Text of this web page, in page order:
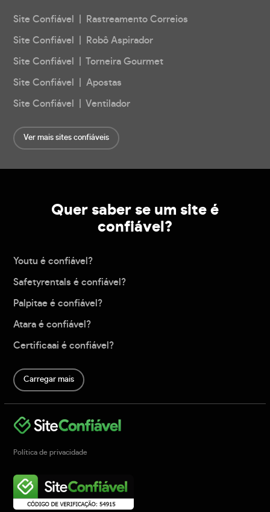
Site Confiável | Rastreamento Correios
Site Confiável | Robô Aspirador
Site Confiável | Torneira Gourmet
Site Confiável | Apostas
Site Confiável | Ventilador
Ver mais sites confiáveis
Quer saber se um site é
confiável?
Youtu é confiável?
Safetyrentals é confiável?
Palpitae é confiável?
Atara é confiável?
Certificaai é confiável?
Carregar mais
Política de privacidade